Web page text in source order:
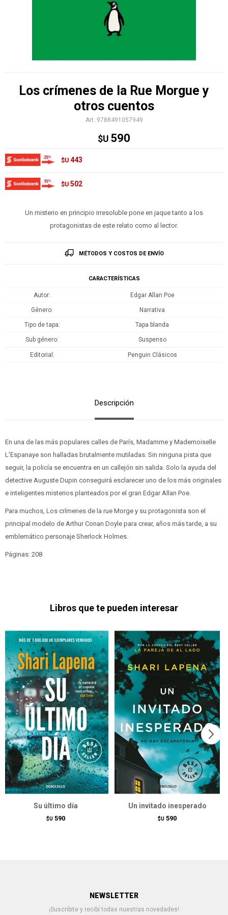
Los crímenes de la Rue Morgue y
otros cuentos
9788491057949
$U 590
$U 443
$U 502
Un misterio en principio irresoluble pone en jaque tanto a los
protagonistas de este relato como al lector.
MÉTODOS Y COSTOS DE ENVÍO
CARACTERÍSTICAS
Autor Edgar Allan Poe
Género Narrativa
Tipo de tapa Tapa blanda
Sub género Suspenso
Editorial Penguin Clásicos
Descripción
En una de las más populares calles de París, Madamme y Mademoiselle
L'Espanaye son halladas brutalmente mutiladas. Sin ninguna pista que
seguir, la policía se encuentra en un callejón sin salida. Solo la ayuda del
detective Auguste Dupin conseguirá esclarecer uno de los más originales
e inteligentes misterios planteados por el gran Edgar Allan Poe.
Para muchos, Los crímenes de la rue Morge y su protagonista son el
principal modelo de Arthur Conan Doyle para crear, años más tarde, a su
emblemático personaje Sherlock Holmes.
Páginas: 208
Libros que te pueden interesar
Su último día
$U 590
Un invitado inesperado
$U 590
NEWSLETTER
¡Suscribite y recibí todas nuestras novedades!